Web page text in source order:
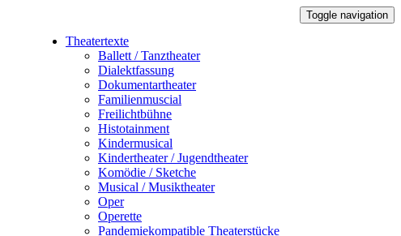
Toggle navigation
Theatertexte
Ballett / Tanztheater
Dialektfassung
Dokumentartheater
Familienmuscial
Freilichtbühne
Histotainment
Kindermusical
Kindertheater / Jugendtheater
Komödie / Sketche
Musical / Musiktheater
Oper
Operette
Pandemiekompatible Theaterstücke